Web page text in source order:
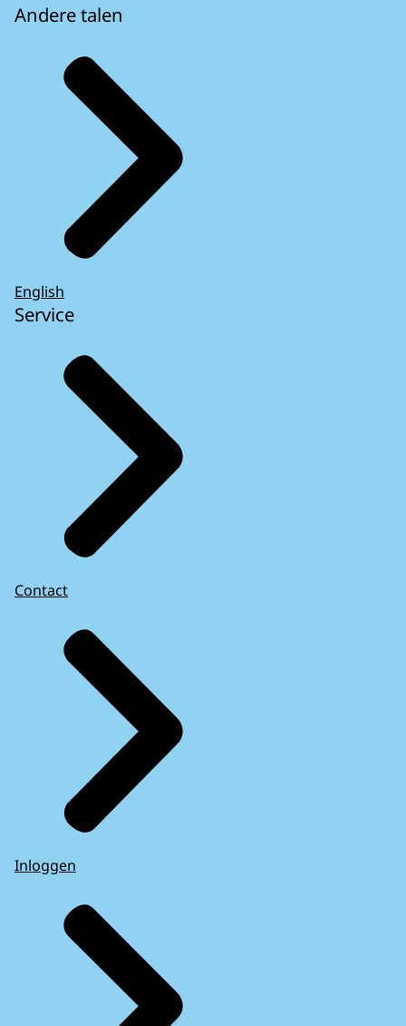
Andere talen
English
Service
Contact
Inloggen